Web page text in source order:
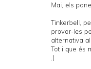
Mai, els
Tinkerbell,
provar-les
alternativa
Tot i que és
;)